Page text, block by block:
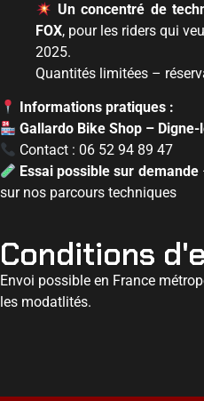
Un concentré de
FOX, pour les riders qui
2025.
Quantités limitées –
Informations pratiques :
Gallardo Bike Shop –
Contact : 06 52 94 89 47
Essai possible sur demande
sur nos parcours techniques
Conditions
Envoi possible en France
les modatlités.